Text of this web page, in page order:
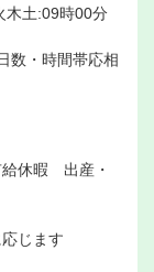
木土:09時00分
数・時間帯応相
休暇 出産・
じます